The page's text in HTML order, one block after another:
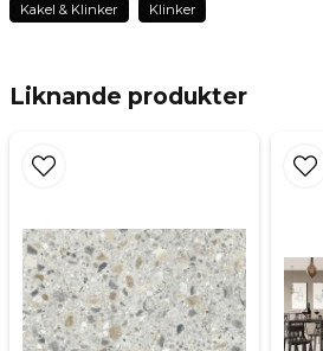
Liknande produkter
Namn
email
Mejladress
Ja, ni får publicera min
Kakel & Klinker Klinker